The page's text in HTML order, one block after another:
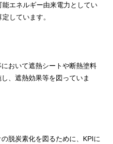
エネルギー由来電力としてい
しています。
おいて遮熱シートや断熱塗料
、遮熱効果等を図っていま
脱炭素化を図るために、KPIに